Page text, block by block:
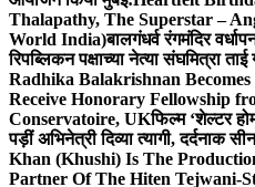
Thalapathy, The Superstar –
World India)बालगंधर्व रंगमंदिर
रिपब्लिकन पक्षाच्या नेत्या संघमित्रा
Radhika Balakrishnan
Receive Honorary Fellowship
Conservatoire, UKफिल्म ‘शेल्टर
पड़ीं अभिनेत्री दिव्या त्यागी, दर्दनाक
Khan (Khushi) Is The
Partner Of The Hiten Tejwani-